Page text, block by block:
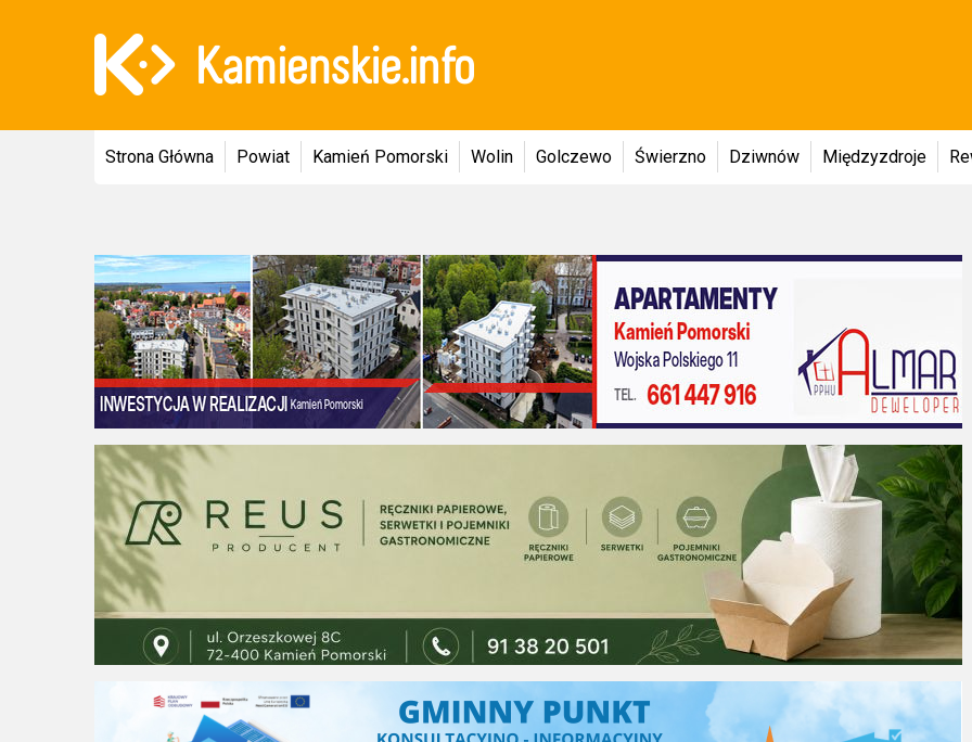
Strona Główna Powiat Kamień Pomorski Wolin Golczewo Świerzno Dziwnów Międzyzdroje